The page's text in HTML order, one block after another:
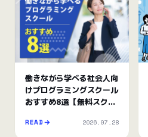
働きながら学べる社会人向
けプログラミングスクール
おすすめ8選【無料スクー
READ 2026.07.28